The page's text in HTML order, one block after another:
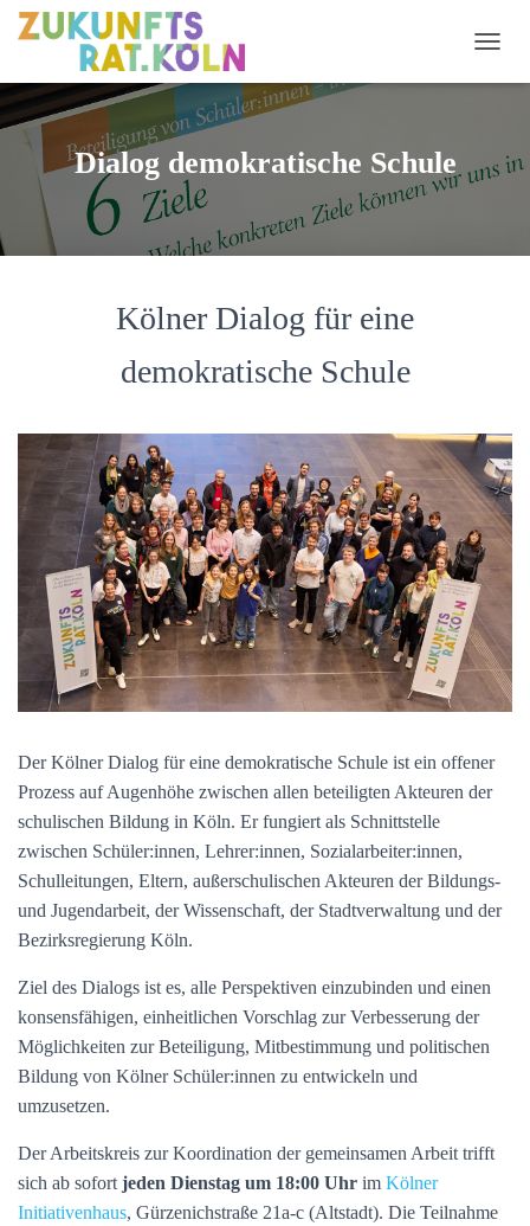
Dialog demokratische Schule
Kölner Dialog für eine
demokratische Schule
Der Kölner Dialog für eine demokratische Schule ist ein offener
Prozess auf Augenhöhe zwischen allen beteiligten Akteuren der
schulischen Bildung in Köln. Er fungiert als Schnittstelle
zwischen Schüler:innen, Lehrer:innen, Sozialarbeiter:innen,
Schulleitungen, Eltern, außerschulischen Akteuren der Bildungs-
und Jugendarbeit, der Wissenschaft, der Stadtverwaltung und der
Bezirksregierung Köln.
Ziel des Dialogs ist es, alle Perspektiven einzubinden und einen
konsensfähigen, einheitlichen Vorschlag zur Verbesserung der
Möglichkeiten zur Beteiligung, Mitbestimmung und politischen
Bildung von Kölner Schüler:innen zu entwickeln und
umzusetzen.
Der Arbeitskreis zur Koordination der gemeinsamen Arbeit trifft
sich ab sofort jeden Dienstag um 18:00 Uhr im Kölner
Initiativenhaus, Gürzenichstraße 21a-c (Altstadt). Die Teilnahme